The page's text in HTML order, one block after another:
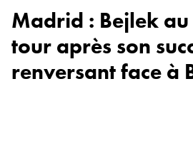
Madrid : Bejlek
tour après son
renversant face à